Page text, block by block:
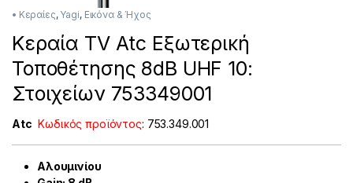
• Κεραίες, Yagi, Εικόνα & Ήχος
Κεραία TV Atc Εξωτερική
Τοποθέτησης 8dB UHF 10:
Στοιχείων 753349001
Atc Κωδικός προϊόντος: 753.349.001
Αλουμινίου